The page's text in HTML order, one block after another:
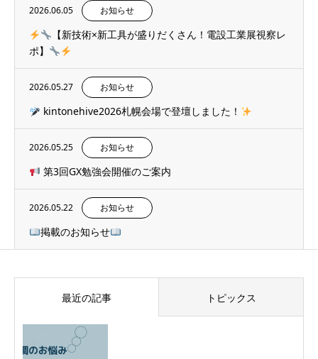
2026.06.05 お知らせ
【新技術×新工具が盛りだくさん！電設工業展視察レ
ポ】
2026.05.27 お知らせ
kintonehive2026札幌会場で登壇しました！
2026.05.25 お知らせ
第3回GX勉強会開催のご案内
2026.05.22 お知らせ
掲載のお知らせ
最近の記事 トピックス